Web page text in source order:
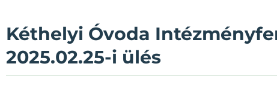
Kéthelyi Óvoda
2025.02.25-i ülés